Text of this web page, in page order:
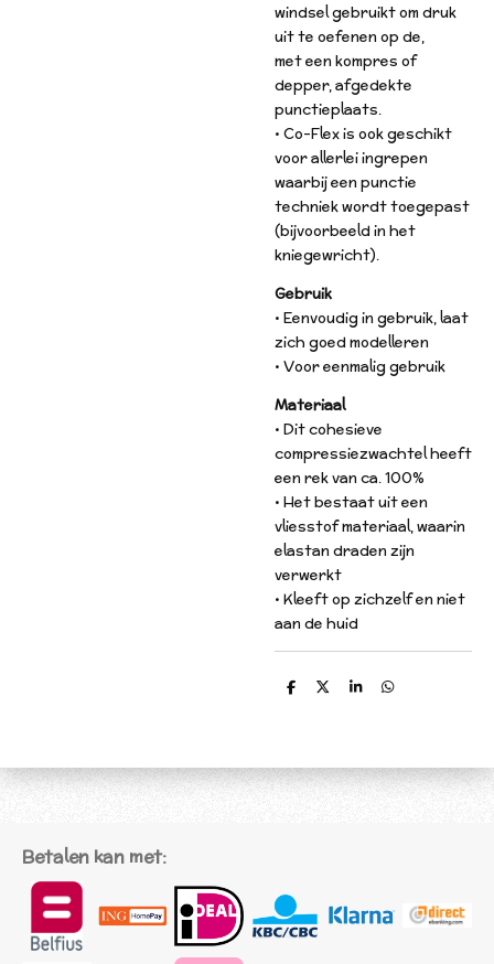
windsel gebruikt om druk
uit te oefenen op de,
met een kompres of
depper, afgedekte
punctieplaats.
• Co-Flex is ook geschikt
voor allerlei ingrepen
waarbij een punctie
techniek wordt toegepast
(bijvoorbeeld in het
kniegewricht).
Gebruik
• Eenvoudig in gebruik, laat
zich goed modelleren
• Voor eenmalig gebruik
Materiaal
• Dit cohesieve
compressiezwachtel heeft
een rek van ca. 100%
• Het bestaat uit een
vliesstof materiaal, waarin
elastan draden zijn
verwerkt
• Kleeft op zichzelf en niet
aan de huid
D
D
S
D
Betalen kan met: